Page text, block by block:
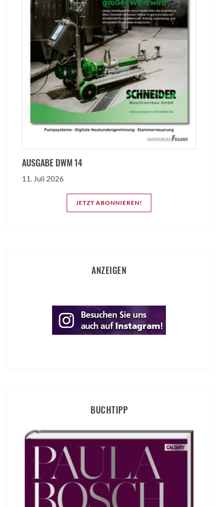
AUSGABE DWM 14
11. Juli 2026
JETZT ABONNIEREN!
ANZEIGEN
BUCHTIPP